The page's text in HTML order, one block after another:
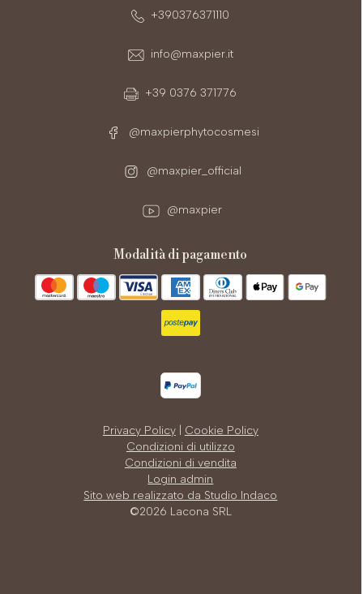
+390376371110
info@maxpier.it
+39 0376 371776
@maxpierphytocosmesi
@maxpier_official
@maxpier
modalità di pagamento
Privacy Policy| Cookie Policy
Condizioni di utilizzo
Condizioni di vendita
Login admin
Sito web realizzato da Studio Indaco
©2026 Lacona SRL